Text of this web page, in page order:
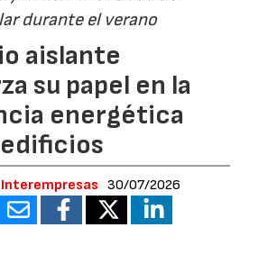
durante el verano
aislante
su papel en la
energética
30/07/2026